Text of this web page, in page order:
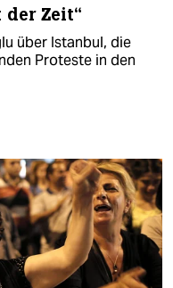
Zeit“
über Istanbul, die
Proteste in den